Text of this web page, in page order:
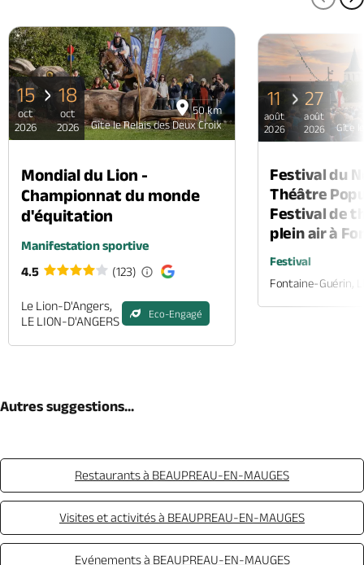
50 km
Gîte le Relais des Deux Croix
15
oct
2026
18
oct
2026
Mondial du Lion -
Championnat du monde
d'équitation
Manifestation sportive
4.5
(123)
Le Lion-D'Angers,
LE LION-D'ANGERS
Eco-Engagé
Gîte
11
août
2026
27
août
2026
Festival du
Théâtre
Festival de
plein air à
Festival
Fontaine-Guérin,
Autres suggestions...
Restaurants à BEAUPREAU-EN-MAUGES
Visites et activités à BEAUPREAU-EN-MAUGES
Evénements à BEAUPREAU-EN-MAUGES